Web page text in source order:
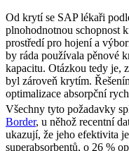
Od krytí se SAP lékaři
plnohodnotnou schopnost
prostředí pro hojení a
by ráda používala pěnové
kapacitu. Otázkou tedy je,
byl zároveň krytím.
optimalizace absorpční
Všechny tyto požadavky
Border, u něhož recentní
ukazují, že jeho efektivita
superabsorbentů, o 26 %